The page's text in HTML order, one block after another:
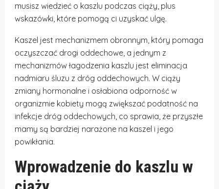
musisz wiedzieć o kaszlu podczas ciąży, plus
wskazówki, które pomogą ci uzyskać ulgę.
Kaszel jest mechanizmem obronnym, który pomaga
oczyszczać drogi oddechowe, a jednym z
mechanizmów łagodzenia kaszlu jest eliminacja
nadmiaru śluzu z dróg oddechowych. W ciąży
zmiany hormonalne i osłabiona odporność w
organizmie kobiety mogą zwiększać podatność na
infekcje dróg oddechowych, co sprawia, że przyszłe
mamy są bardziej narażone na kaszel i jego
powikłania.
Wprowadzenie do kaszlu w